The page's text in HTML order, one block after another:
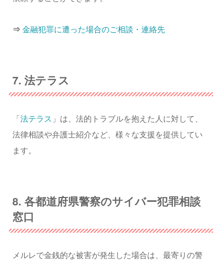
⇒ 金融犯罪に遭った場合のご相談・連絡先
7. 法テラス
「 法テラス 」は、法的トラブルを抱えた人に対して、
法律相談や弁護士紹介など、様々な支援を提供してい
ます。
8. 各都道府県警察のサイバー犯罪相談
窓口
メルレで金銭的な被害が発生した場合は、最寄りの警